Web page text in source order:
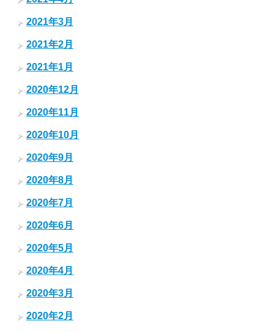
2021年3月
2021年2月
2021年1月
2020年12月
2020年11月
2020年10月
2020年9月
2020年8月
2020年7月
2020年6月
2020年5月
2020年4月
2020年3月
2020年2月